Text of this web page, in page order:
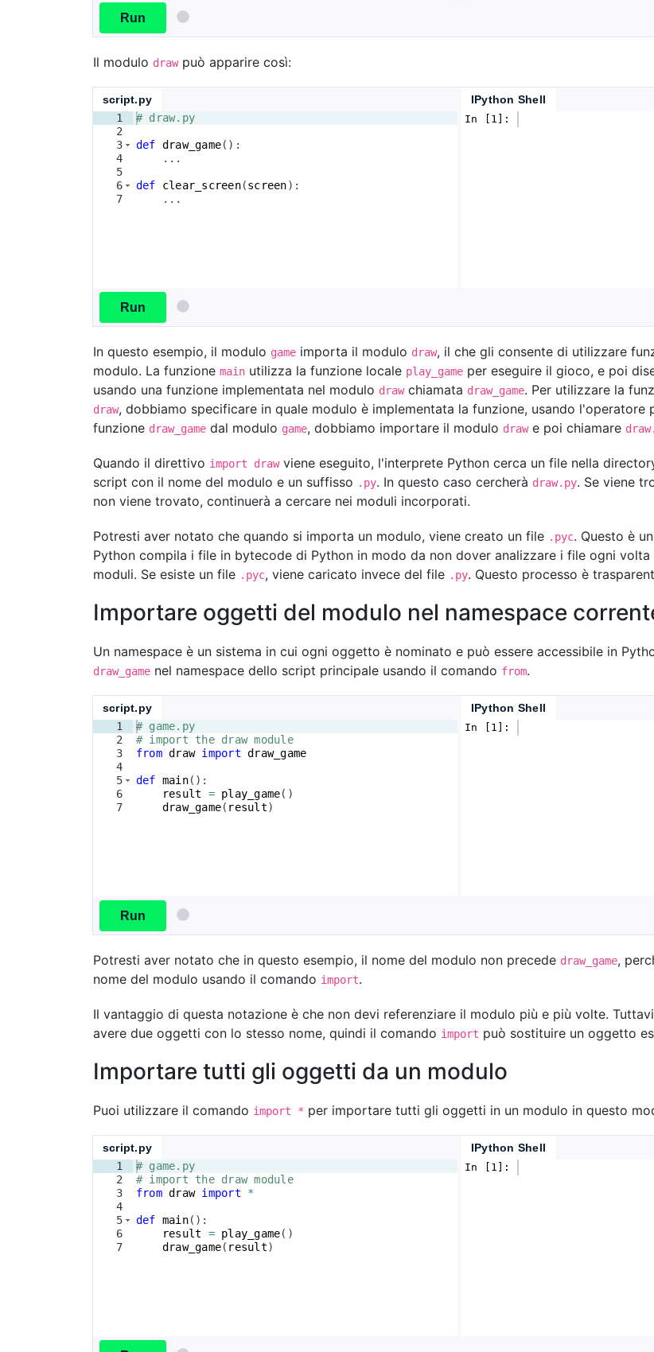
Run
Il modulo drawpuò apparire così:
script.py
1
2
3
4
5
6
7
# draw.py
def draw_game( ) :
    ...
def clear_screen(screen) :
    ...
IPython Shell
In [1]:
Run
In questo esempio, il modulo game importa il modulo draw, il che gli consente di utilizzare
modulo. La funzione main utilizza la funzione locale play_game per eseguire il gioco, e poi
usando una funzione implementata nel modulo drawchiamata draw_game. Per utilizzare la
draw, dobbiamo specificare in quale modulo è implementata la funzione, usando l'operatore
funzione draw_game dal modulo game, dobbiamo importare il modulo drawe poi chiamare
Quando il direttivo import drawviene eseguito, l'interprete Python cerca un file nella
script con il nome del modulo e un suffisso .py. In questo caso cercherà draw.py. Se viene
non viene trovato, continuerà a cercare nei moduli incorporati.
Potresti aver notato che quando si importa un modulo, viene creato un file .pyc. Questo è
Python compila i file in bytecode di Python in modo da non dover analizzare i file ogni
moduli. Se esiste un file .pyc, viene caricato invece del file .py. Questo processo è
Importare oggetti del modulo nel namespace
Un namespace è un sistema in cui ogni oggetto è nominato e può essere accessibile in
draw_game nel namespace dello script principale usando il comando from.
script.py
1
2
3
4
5
6
7
# game.py
# import the draw module
from draw import draw_game
def main( ) :
result
= play_game( )
draw_game( result)
IPython Shell
In [1]:
Run
Potresti aver notato che in questo esempio, il nome del modulo non precede draw_game,
nome del modulo usando il comando import.
Il vantaggio di questa notazione è che non devi referenziare il modulo più e più volte.
avere due oggetti con lo stesso nome, quindi il comando import può sostituire un oggetto
Importare tutti gli oggetti da un modulo
Puoi utilizzare il comando import * per importare tutti gli oggetti in un modulo in questo
script.py
1
2
3
4
5
6
7
# game.py
# import the draw module
from draw import *
def main( ) :
result
= play_game( )
draw_game( result)
IPython Shell
In [1]: